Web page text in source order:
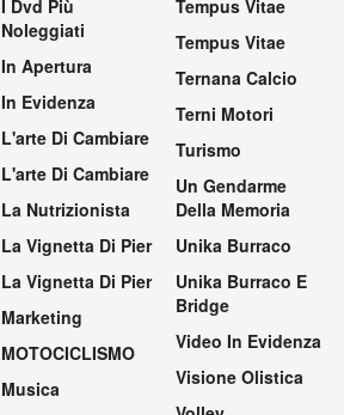
I Dvd Più
Noleggiati
In Apertura
In Evidenza
L'arte Di Cambiare
L'arte Di Cambiare
La Nutrizionista
La Vignetta Di Pier
La Vignetta Di Pier
Marketing
MOTOCICLISMO
Musica
Tempus Vitae
Tempus Vitae
Ternana Calcio
Terni Motori
Turismo
Un Gendarme
Della Memoria
Unika Burraco
Unika Burraco E
Bridge
Video In Evidenza
Visione Olistica